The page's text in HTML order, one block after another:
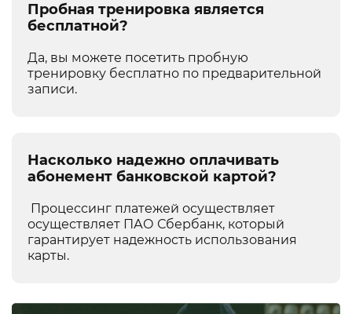
Пробная тренировка является
бесплатной?
Да, вы можете посетить пробную
тренировку бесплатно по предварительной
записи.
Насколько надежно оплачивать
абонемент банковской картой?
Процессинг платежей осуществляет
осуществляет ПАО Сбербанк, который
гарантирует надежность использования
карты.